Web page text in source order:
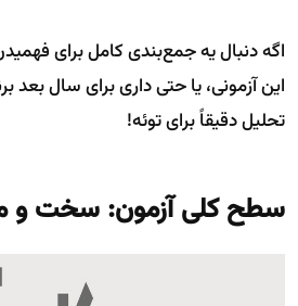
اگه دنبال یه جمع‌بندی کامل برای
این آزمونی، یا حتی داری برای سال بعد
تحلیل دقیقاً برای توئه!
سطح کلی آزمون: سخت و